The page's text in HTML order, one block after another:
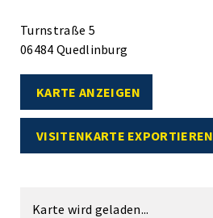
Turnstraße 5
06484 Quedlinburg
KARTE ANZEIGEN
VISITENKARTE EXPORTIEREN
Karte wird geladen...